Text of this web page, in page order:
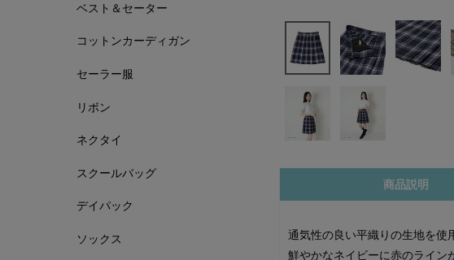
ベスト＆セーター
コットンカーディガン
セーラー服
リボン
ネクタイ
スクールバッグ
デイパック
ソックス
商品説明
通気性の良い平織りの生地を使
鮮やかなネイビーに赤のライン